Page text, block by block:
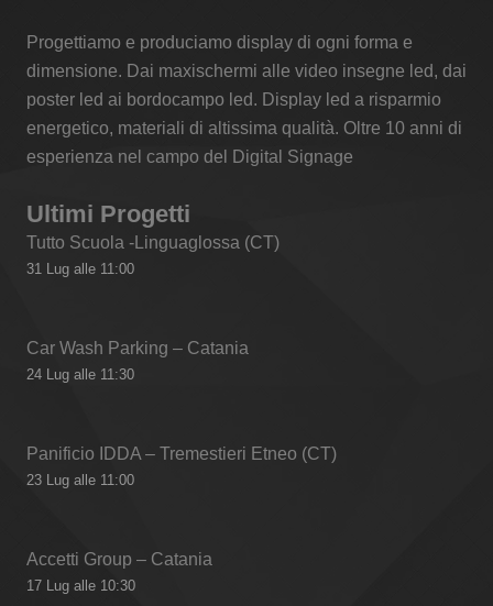
Progettiamo e produciamo display di ogni forma e
dimensione. Dai maxischermi alle video insegne led, dai
poster led ai bordocampo led. Display led a risparmio
energetico, materiali di altissima qualità. Oltre 10 anni di
esperienza nel campo del Digital Signage
Ultimi Progetti
Tutto Scuola -Linguaglossa (CT)
31 Lug alle 11:00
Car Wash Parking – Catania
24 Lug alle 11:30
Panificio IDDA – Tremestieri Etneo (CT)
23 Lug alle 11:00
Accetti Group – Catania
17 Lug alle 10:30